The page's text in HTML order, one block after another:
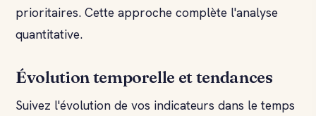
prioritaires. Cette approche complète l'analyse
quantitative.
Évolution temporelle et tendances
Suivez l'évolution de vos indicateurs dans le temps